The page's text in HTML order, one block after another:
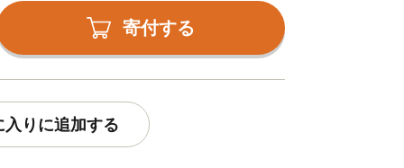
寄付する
入りに追加する